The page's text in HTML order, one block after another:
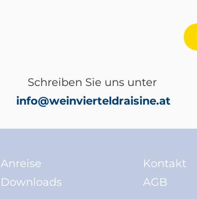
Schreiben Sie uns unter
info@weinvierteldraisine.at
Anreise
Downloads
Kontakt
AGB